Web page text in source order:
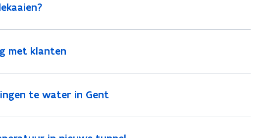
met klanten
te water in Gent